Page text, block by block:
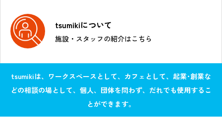
tsumikiについて
施設・スタッフの紹介はこちら
tsumikiは、ワークスペースとして、カフェとして、起業･創業な
どの相談の場として、個人、団体を問わず、だれでも使用するこ
とができます。